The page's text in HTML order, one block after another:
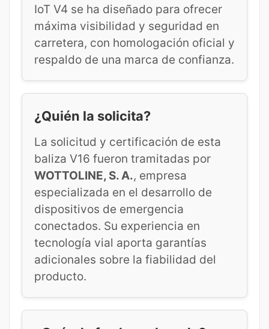
IoT V4 se ha diseñado para ofrecer
máxima visibilidad y seguridad en
carretera, con homologación oficial y
respaldo de una marca de confianza.
¿Quién la solicita?
La solicitud y certificación de esta
baliza V16 fueron tramitadas por
WOTTOLINE, S. A., empresa
especializada en el desarrollo de
dispositivos de emergencia
conectados. Su experiencia en
tecnología vial aporta garantías
adicionales sobre la fiabilidad del
producto.